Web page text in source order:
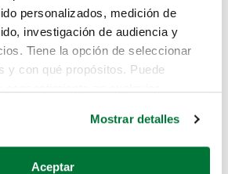
personalizados, medición de
investigación de audiencia y
Tiene la opción de seleccionar
y con qué propósitos. Puede
quisiéramos:
Mostrar detalles
Aceptar
hasta aquí.
el coche que estás
de estos enlaces:
mano